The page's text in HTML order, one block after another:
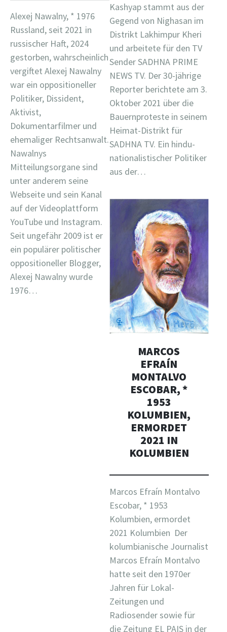
Alexej Nawalny, * 1976
Russland, seit 2021 in
russischer Haft, 2024
gestorben, wahrscheinlich
vergiftet Alexej Nawalny
war ein oppositioneller
Politiker, Dissident,
Aktivist,
Dokumentarfilmer und
ehemaliger Rechtsanwalt.
Nawalnys
Mitteilungsorgane sind
unter anderem seine
Webseite und sein Kanal
auf der Videoplattform
YouTube und Instagram.
Seit ungefähr 2009 ist er
ein populärer politischer
oppositioneller Blogger,
Alexej Nawalny wurde
1976…
Kashyap stammt aus der
Gegend von Nighasan im
Distrikt Lakhimpur Kheri
und arbeitete für den TV
Sender SADHNA PRIME
NEWS TV. Der 30-jährige
Reporter berichtete am 3.
Oktober 2021 über die
Bauernproteste in seinem
Heimat-Distrikt für
SADHNA TV. Ein hindu-
nationalistischer Politiker
aus der…
MARCOS
EFRAÍN
MONTALVO
ESCOBAR, *
1953
KOLUMBIEN,
ERMORDET
2021 IN
KOLUMBIEN
Marcos Efraín Montalvo
Escobar, * 1953
Kolumbien, ermordet
2021 Kolumbien Der
kolumbianische Journalist
Marcos Efraín Montalvo
hatte seit den 1970er
Jahren für Lokal-
Zeitungen und
Radiosender sowie für
die Zeitung EL PAIS in der